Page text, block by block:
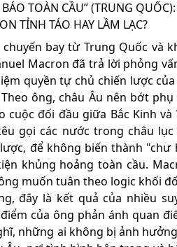
TOÀN CẦU” (TRUNG QUỐC):
TỈNH TÁO HAY LẦM LẠC?
chuyến bay từ Trung Quốc và
Macron đã trả lời phỏng
quyền tự chủ chiến lược
ông, châu Âu nên bớt
cuộc đối đầu giữa Bắc Kinh
gọi các nước trong châu
để không biến thành
khủng hoảng toàn cầu.
muốn tuân theo logic khối
đây là kết quả của nhiều
của ông phản ánh quan
những ai không bị ảnh